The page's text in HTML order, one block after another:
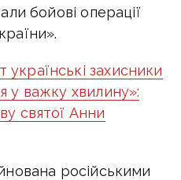
бойові операції
українські захисники
у важку хвилину»:
святої Анни
російськими